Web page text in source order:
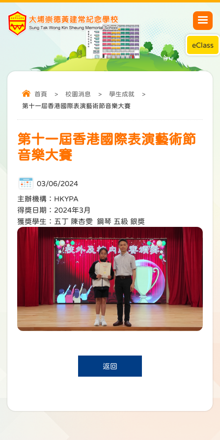
eClass
首頁 > 校園消息 > 學生成就
>
第十一屆香港國際表演藝術節音樂大賽
第十一屆香港國際表演藝術節
音樂大賽
03/06/2024
主辦機構：HKYPA
得獎日期：2024年3月
獲獎學生：五丁 陳杏雯 鋼琴 五級 銀獎
返回